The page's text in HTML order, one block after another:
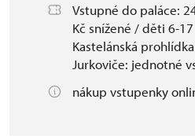
Vstupné do paláce:
Kč snížené / děti 6-
Kastelánská
Jurkoviče: jednotné
nákup vstupenky